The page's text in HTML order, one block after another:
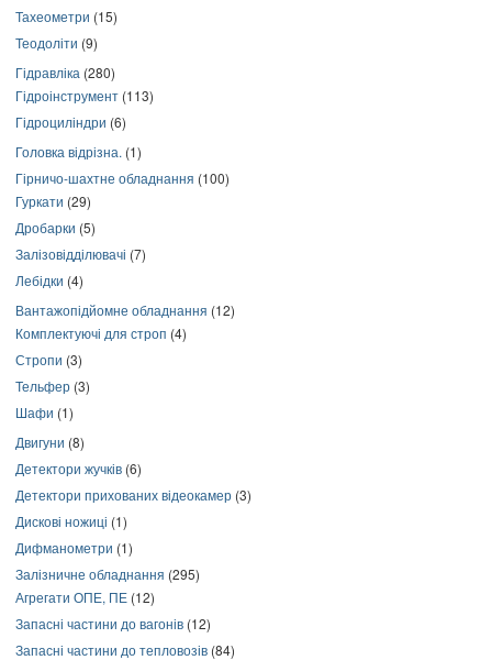
Тахеометри (15)
Теодоліти (9)
Гідравліка (280)
Гідроінструмент (113)
Гідроциліндри (6)
Головка відрізна. (1)
Гірничо-шахтне обладнання (100)
Гуркати (29)
Дробарки (5)
Залізовідділювачі (7)
Лебідки (4)
Вантажопідйомне обладнання (12)
Комплектуючі для строп (4)
Стропи (3)
Тельфер (3)
Шафи (1)
Двигуни (8)
Детектори жучків (6)
Детектори прихованих відеокамер (3)
Дискові ножиці (1)
Дифманометри (1)
Залізничне обладнання (295)
Агрегати ОПЕ, ПЕ (12)
Запасні частини до вагонів (12)
Запасні частини до тепловозів (84)